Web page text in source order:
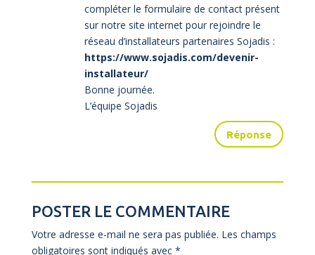
compléter le formulaire de contact présent
sur notre site internet pour rejoindre le
réseau d’installateurs partenaires Sojadis :
https://www.sojadis.com/devenir-
installateur/
Bonne journée.
L’équipe Sojadis
Réponse
POSTER LE COMMENTAIRE
Votre adresse e-mail ne sera pas publiée. Les champs
obligatoires sont indiqués avec *